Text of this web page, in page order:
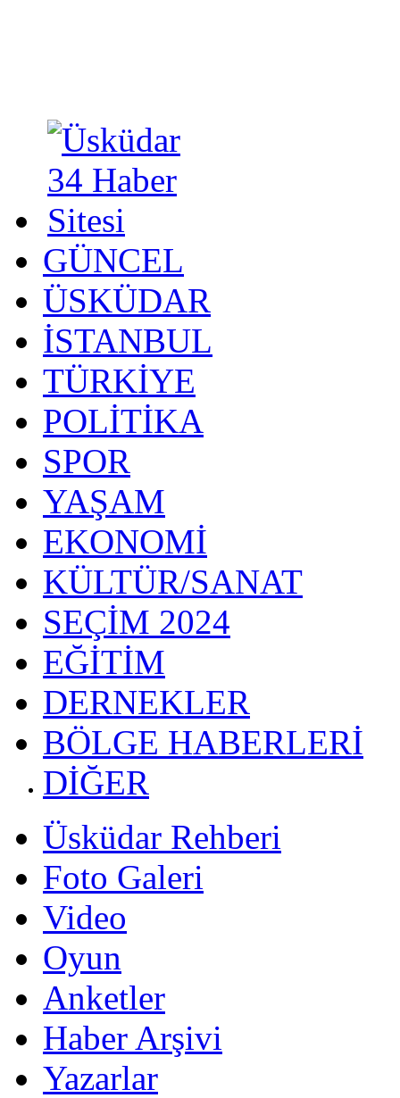
GÜNCEL
ÜSKÜDAR
İSTANBUL
TÜRKİYE
POLİTİKA
SPOR
YAŞAM
EKONOMİ
KÜLTÜR/SANAT
SEÇİM 2024
EĞİTİM
DERNEKLER
BÖLGE HABERLERİ
DİĞER
Üsküdar Rehberi
Foto Galeri
Video
Oyun
Anketler
Haber Arşivi
Yazarlar